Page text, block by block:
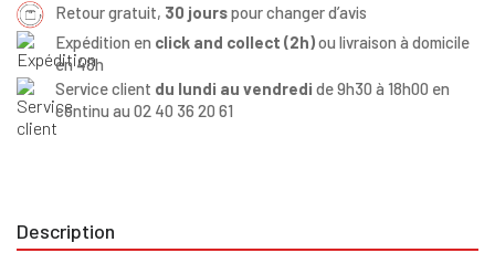
Retour gratuit, 30 jourspour changer d’avis
Expédition en click and collect (2h)ou livraison à domicile
en 48h
Service client du lundi au vendredi de 9h30 à 18h00 en
continu au 02 40 36 20 61
Description